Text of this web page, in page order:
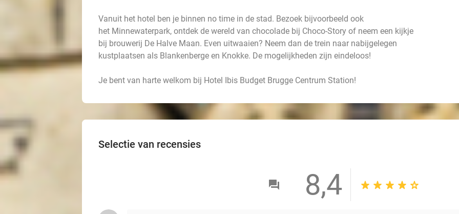
Vanuit het hotel ben je binnen no time in de stad. Bezoek bijvoorbeeld ook
het Minnewaterpark, ontdek de wereld van chocolade bij Choco-Story of neem een kijkje
bij brouwerij De Halve Maan. Even uitwaaien? Neem dan de trein naar nabijgelegen
kustplaatsen als Blankenberge en Knokke. De mogelijkheden zijn eindeloos!
Je bent van harte welkom bij Hotel Ibis Budget Brugge Centrum Station!
Selectie van recensies
8,4